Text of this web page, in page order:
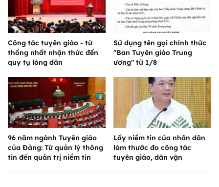
Công tác tuyên giáo - từ
thống nhất nhận thức đến
quy tụ lòng dân
Sử dụng tên gọi chính thức
"Ban Tuyên giáo Trung
ương" từ 1/8
96 năm ngành Tuyên giáo
của Đảng: Từ quản lý thông
tin đến quản trị niềm tin
Lấy niềm tin của nhân dân
làm thước đo công tác
tuyên giáo, dân vận